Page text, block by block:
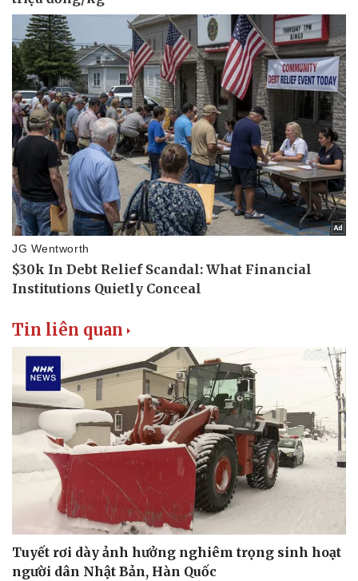
Văn hóa
Văn học
Âm nhạc
Giải trí
Tin liên quan
Tuyết rơi dày ảnh hưởng nghiêm trọng sinh hoạt
người dân Nhật Bản, Hàn Quốc